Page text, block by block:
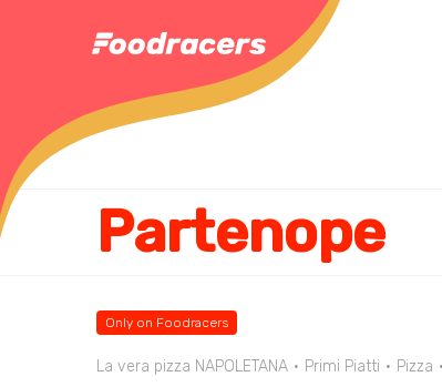
Partenope
Only on Foodracers
La vera pizza NAPOLETANA Primi Piatti Pizza